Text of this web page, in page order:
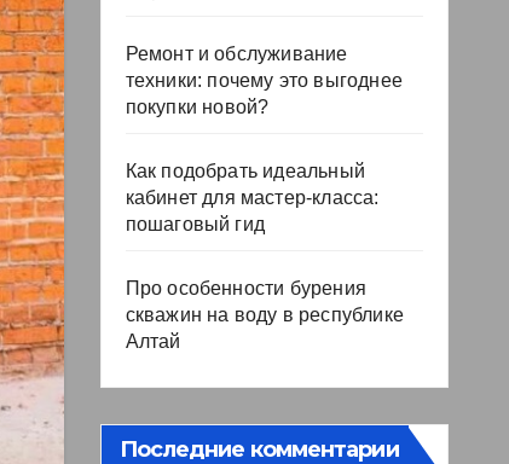
Ремонт и обслуживание
техники: почему это выгоднее
покупки новой?
Как подобрать идеальный
кабинет для мастер-класса:
пошаговый гид
Про особенности бурения
скважин на воду в республике
Алтай
Последние комментарии